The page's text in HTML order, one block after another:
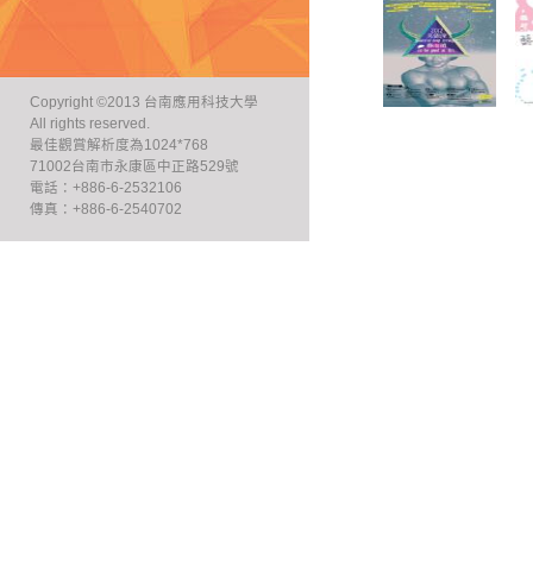
Copyright ©2013 台南應用科技大學
All rights reserved.
最佳觀賞解析度為1024*768
71002台南市永康區中正路529號
電話：+886-6-2532106
傳真：+886-6-2540702